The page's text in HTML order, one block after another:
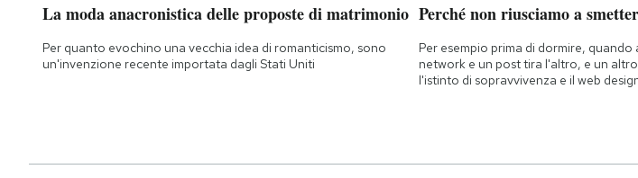
La moda anacronistica delle proposte di matrimonio
Per quanto evochino una vecchia idea di romanticismo, sono
un'invenzione recente importata dagli Stati Uniti
Perché non riusciamo a
Per esempio prima di dormire, quando
network e un post tira l'altro, e un
l'istinto di sopravvivenza e il web